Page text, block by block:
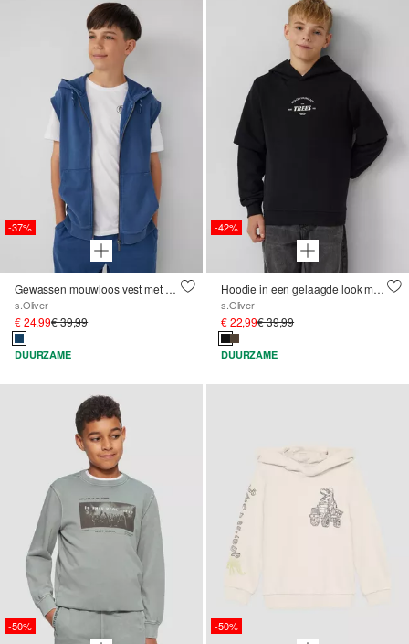
-37%
Gewassen mouwloos vest met capuchon
s.Oliver
€ 24,99€ 39,99
DUURZAME
-42%
Hoodie in een gelaagde look met een knusse binnenkant
s.Oliver
€ 22,99€ 39,99
DUURZAME
-50% -50%